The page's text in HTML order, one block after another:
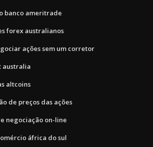
banco ameritrade
forex australianos
ações sem um corretor
australia
altcoins
de preços das ações
negociação on-line
áfrica do sul